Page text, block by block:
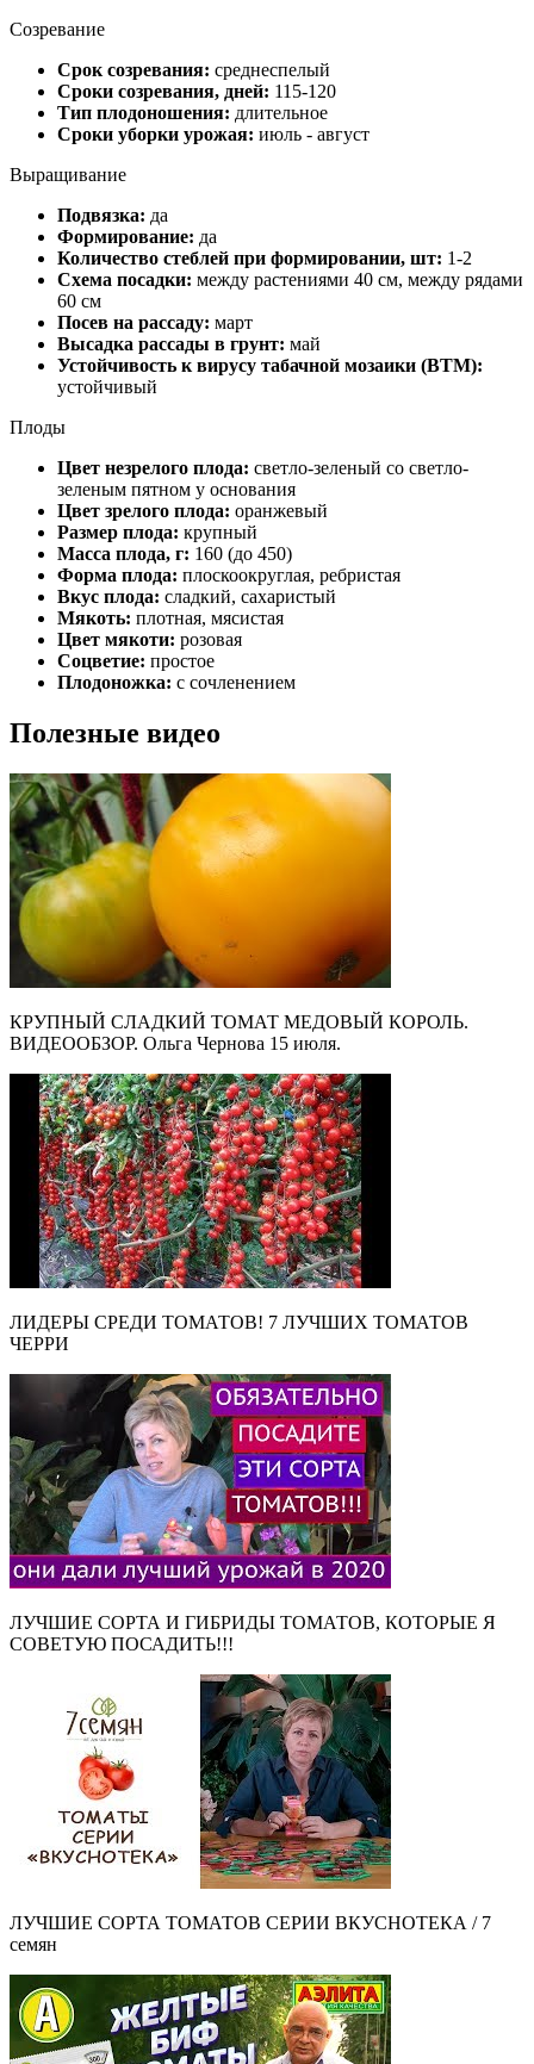
Созревание
Срок созревания: среднеспелый
Сроки созревания, дней: 115-120
Тип плодоношения: длительное
Сроки уборки урожая: июль - август
Выращивание
Подвязка: да
Формирование: да
Количество стеблей при формировании, шт: 1-2
Схема посадки: между растениями 40 см, между рядами
60 см
Посев на рассаду: март
Высадка рассады в грунт: май
Устойчивость к вирусу табачной мозаики (ВТМ):
устойчивый
Плоды
Цвет незрелого плода: светло-зеленый со светло-
зеленым пятном у основания
Цвет зрелого плода: оранжевый
Размер плода: крупный
Масса плода, г: 160 (до 450)
Форма плода: плоскоокруглая, ребристая
Вкус плода: сладкий, сахаристый
Мякоть: плотная, мясистая
Цвет мякоти: розовая
Соцветие: простое
Плодоножка: с сочленением
Полезные видео
КРУПНЫЙ СЛАДКИЙ ТОМАТ МЕДОВЫЙ КОРОЛЬ.
ВИДЕООБЗОР. Ольга Чернова 15 июля.
ЛИДЕРЫ СРЕДИ ТОМАТОВ! 7 ЛУЧШИХ ТОМАТОВ
ЧЕРРИ
ЛУЧШИЕ СОРТА И ГИБРИДЫ ТОМАТОВ, КОТОРЫЕ Я
СОВЕТУЮ ПОСАДИТЬ!!!
ЛУЧШИЕ СОРТА ТОМАТОВ СЕРИИ ВКУСНОТЕКА / 7
семян